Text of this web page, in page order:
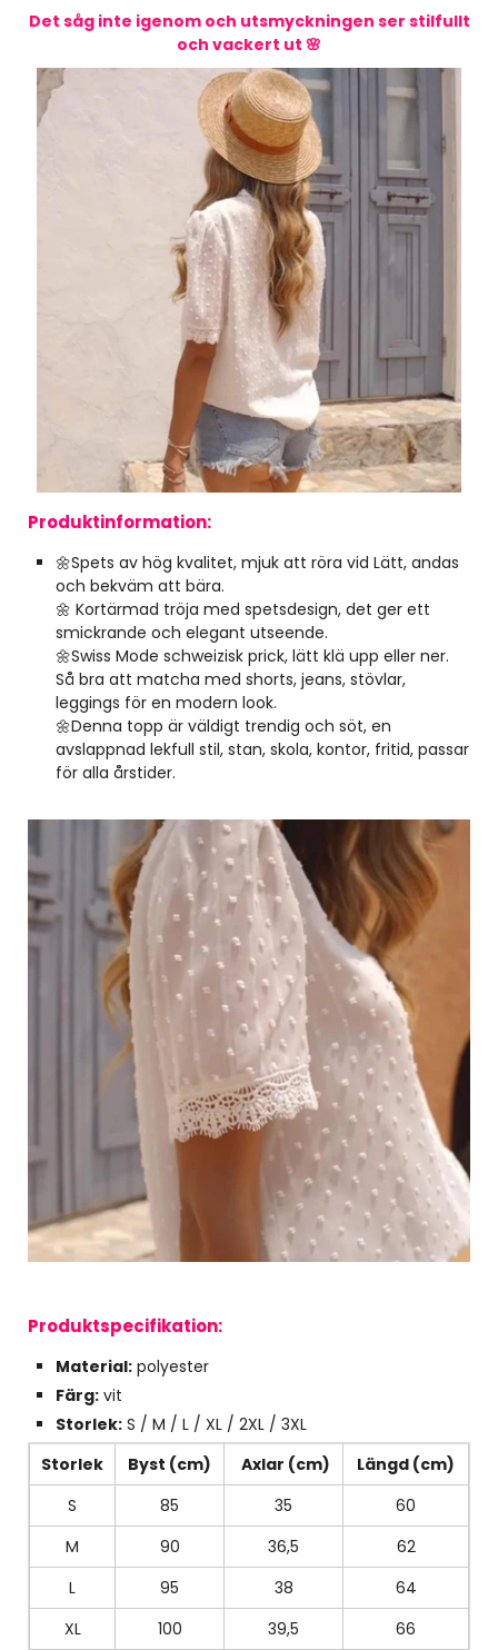
Det såg inte igenom och utsmyckningen ser stilfullt
och vackert ut 🌸
Produktinformation:
🌼Spets av hög kvalitet, mjuk att röra vid Lätt, andas
och bekväm att bära.
🌼 Kortärmad tröja med spetsdesign, det ger ett
smickrande och elegant utseende.
🌼Swiss Mode schweizisk prick, lätt klä upp eller ner.
Så bra att matcha med shorts, jeans, stövlar,
leggings för en modern look.
🌼Denna topp är väldigt trendig och söt, en
avslappnad lekfull stil, stan, skola, kontor, fritid, passar
för alla årstider.
Produktspecifikation:
Material: polyester
Färg: vit
Storlek: S / M / L / XL / 2XL / 3XL
Storlek
Byst (cm) Axlar (cm)
Längd (cm)
S
85 35
60
M
90 36,5
62
L
95 38
64
XL
100 39,5 66